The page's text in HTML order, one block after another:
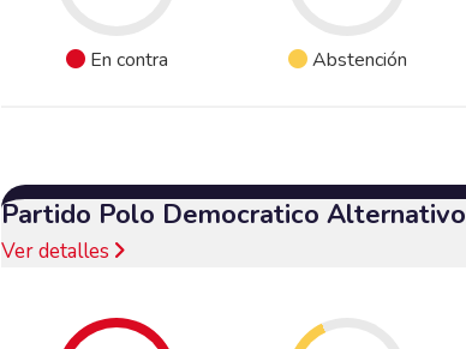
En contra Abstención
Partido Polo Democratico Alternativo
Ver detalles